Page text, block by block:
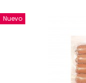
Nuevo